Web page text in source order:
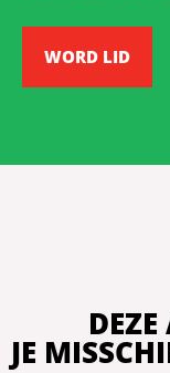
WORD LID
JE